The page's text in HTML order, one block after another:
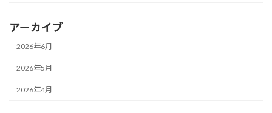
アーカイブ
2026年6月
2026年5月
2026年4月